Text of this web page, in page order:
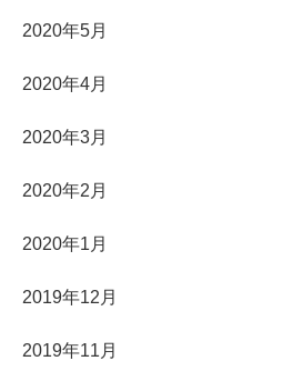
2020年5月
2020年4月
2020年3月
2020年2月
2020年1月
2019年12月
2019年11月